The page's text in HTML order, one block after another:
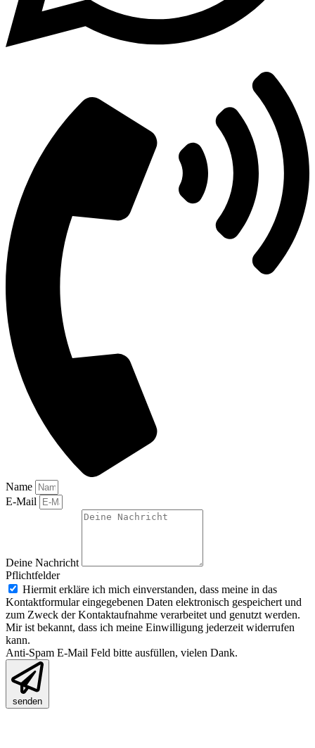
Name
E-Mail
Deine Nachricht
Pflichtfelder
Hiermit erkläre ich mich einverstanden, dass meine in das
Kontaktformular eingegebenen Daten elektronisch gespeichert und
zum Zweck der Kontaktaufnahme verarbeitet und genutzt werden.
Mir ist bekannt, dass ich meine Einwilligung jederzeit widerrufen
kann.
Anti-Spam E-Mail Feld bitte ausfüllen, vielen Dank.
senden